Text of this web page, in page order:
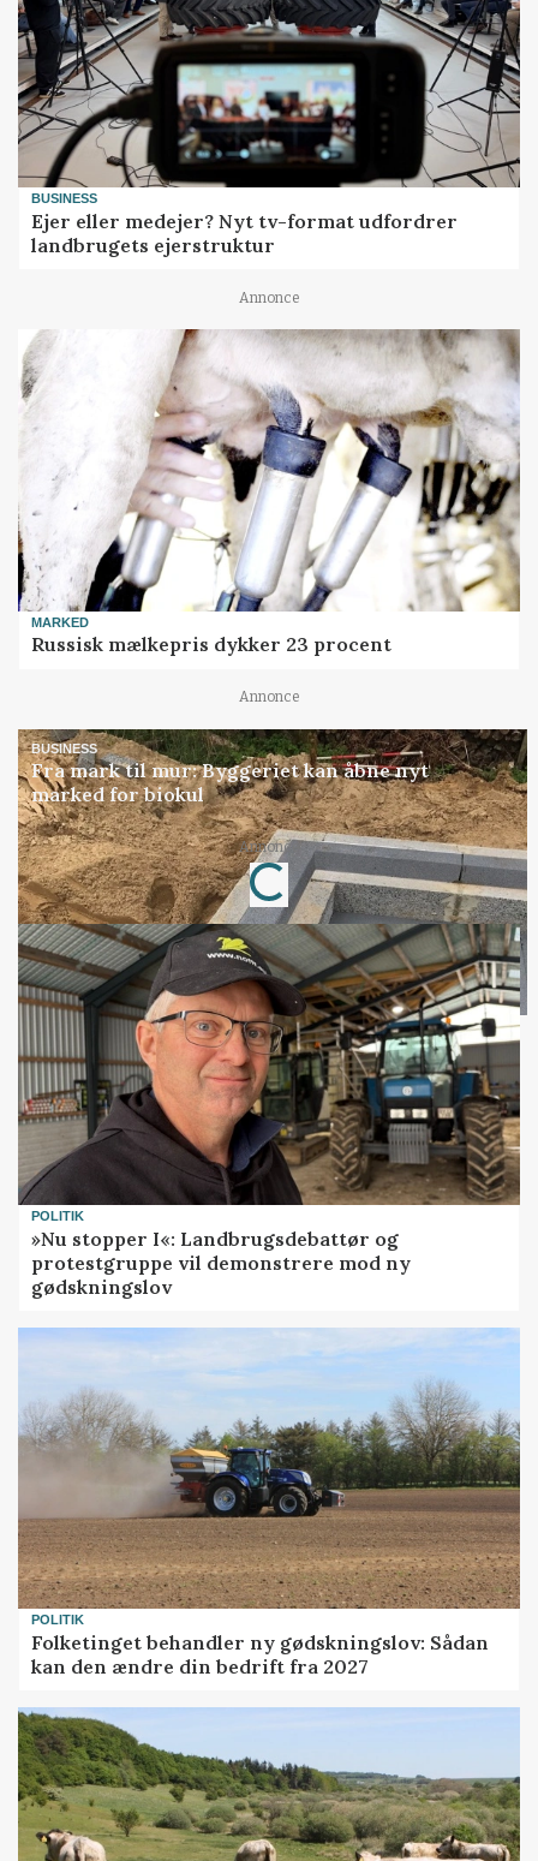
BUSINESS
Ejer eller medejer? Nyt tv-format udfordrer
landbrugets ejerstruktur
Annonce
MARKED
Russisk mælkepris dykker 23 procent
Annonce
BUSINESS
Fra mark til mur: Byggeriet kan åbne nyt
marked for biokul
Annonce
Loading...
POLITIK
»Nu stopper I«: Landbrugsdebattør og
protestgruppe vil demonstrere mod ny
gødskningslov
POLITIK
Folketinget behandler ny gødskningslov: Sådan
kan den ændre din bedrift fra 2027